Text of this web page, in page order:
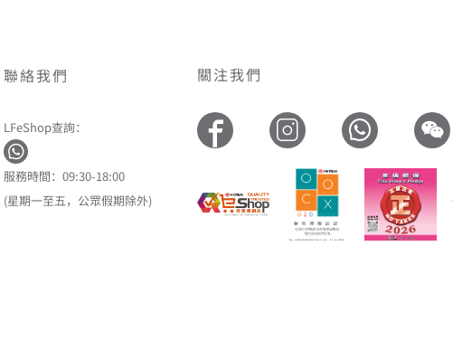
聯絡我們
LFeShop查詢：
服務時間：09:30-18:00
(星期一至五，公眾假期除外)
關注我們